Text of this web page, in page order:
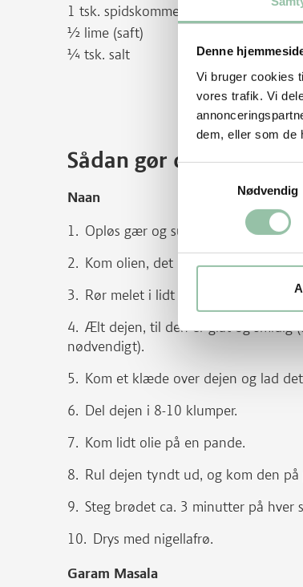
Denne
Vi bruger cookies
vores trafik. Vi
dem, eller som de
Samtykkevalg
Nødvendig
1 tsk. spidskommen
½ lime (saft)
¼ tsk. salt
Sådan gør du
Naan
Opløs gær og sukker i vandet.
Kom olien, det plantebaserede
Rør melet i lidt efter lidt, mens det
Ælt dejen, til den er glat og smidig
nødvendigt).
Kom et klæde over dejen og lad
Del dejen i 8-10 klumper.
Kom lidt olie på en pande.
Rul dejen tyndt ud, og kom den
Steg brødet ca. 3 minutter på hver
Drys med nigellafrø.
Garam Masala